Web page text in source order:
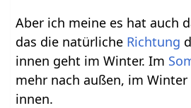
Aber ich meine es hat auch
das die natürliche Richtung
innen geht im Winter. Im
mehr nach außen, im
innen.